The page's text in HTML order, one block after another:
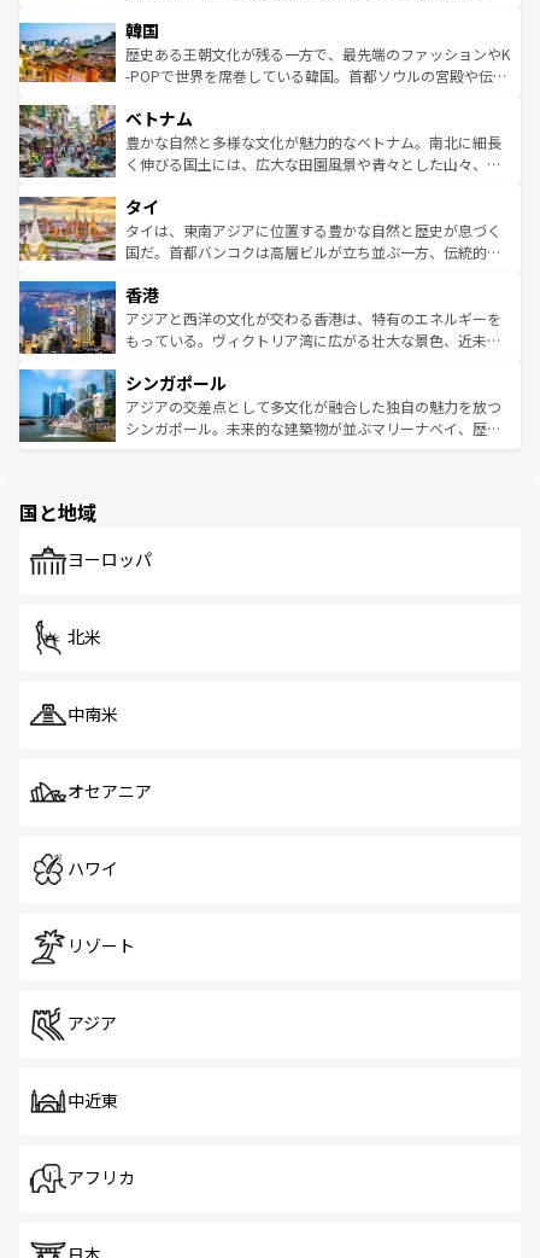
はコンテンツ一覧
いる。アクティビティも充実しており、サーフィンやダイ
ビング、ハイキングなど、アウトドア好きにはたまらな
い。オーストラリアの多彩な魅力を存分に味わいつくそ
参照してほしい。
ン）、静ひつな山岳地帯である台湾東部など、都市の喧騒
と山間の静けさが共存しており、訪れる人に新しい発見と
驚きをもたらしてくれる。また、奥深い台湾の食文化も魅
容にもいいと評判のスイーツなど、バラエティ豊かな料理
が味わえる。 なお、新着の台湾情報は コンテンツ一覧を参
照してほしい。
韓国
歴史ある王朝文化が残る一方で、最先端のファッションやK
-POPで世界を席巻している韓国。首都ソウルの宮殿や伝統
き、地方に足を延ばせば四季折々の自然美を楽しむことが
できる。そして、キムチや焼肉、絶品のストリートフード
まで、さまざまな韓国料理が待っている。夜には、韓国な
リティに包まれながら、韓国の多彩な魅力を心ゆくまで味
わってみてほしい。 なお、新着の韓国情報はコンテンツ一
覧を参照してほしい。
ベトナム
豊かな自然と多様な文化が魅力的なベトナム。南北に細長
く伸びる国土には、広大な田園風景や青々とした山々、世
急速な発展と共に伝統が息づく。ハノイの古い町並みやホ
ーチミン市のフランス統治時代の建物も、独特の雰囲気を
醸し出している。また、バラエティの豊かさとおいしさで
とつ。フォーやバインミー、ベトナムコーヒーなどは、ぜ
ひ現地で味わいたい。どの地域を訪れてもあたたかい人々
が旅行者を迎えてくれるので、きっと忘れられない旅にな
参照してほしい。
タイ
タイは、東南アジアに位置する豊かな自然と歴史が息づく
国だ。首都バンコクは高層ビルが立ち並ぶ一方、伝統的な
の活気が交差している。北部ではチェンマイなどの山岳地
帯で自然と触れ合い、南部ではプーケットやクラビの美し
いビーチでリゾート気分を楽しむことができる。タイ料理
激する。気候は一年中温暖で、どの季節にも異なる楽しみ
が待っている。親しみやすいタイの人々、仏教を中心とし
た文化、そして多様な観光資源が、訪れる旅人を魅了し続
香港
アジアと西洋の文化が交わる香港は、特有のエネルギーを
もっている。ヴィクトリア湾に広がる壮大な景色、近未来
み、どこを訪れても感動するはず。観光スポットが密集し
ており、効率よく見どころを回れるのも魅力。息をのむよ
うな絶景から文化的な体験まで、香港を存分に楽しみ尽く
シンガポール
アジアの交差点として多文化が融合した独自の魅力を放つ
シンガポール。未来的な建築物が並ぶマリーナベイ、歴史
で、ホーカーズは地元の風情を楽しめる外せないスポット
国と地域
ヨーロッパ
北米
中南米
オセアニア
ハワイ
リゾート
アジア
中近東
アフリカ